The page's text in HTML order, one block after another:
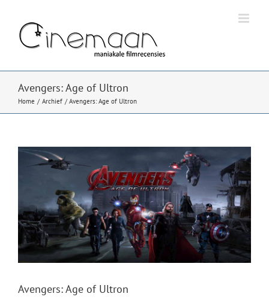
inhoud
Avengers: Age of Ultron
Home Archief Avengers: Age of Ultron
Bekijk
grotere
Avengers: Age of Ultron